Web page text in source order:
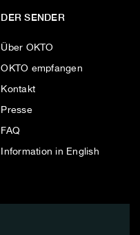
DER SENDER
Über OKTO
OKTO empfangen
Kontakt
Presse
FAQ
Information in English